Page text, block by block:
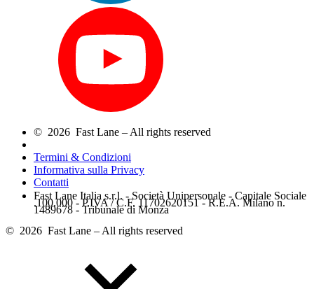
© 2026 Fast Lane – All rights reserved
Termini & Condizioni
Informativa sulla Privacy
Contatti
Fast Lane Italia s.r.l. - Società Unipersonale - Capitale Sociale
.100.000 - P.IVA / C.F. 11702620151 - R.E.A. Milano n.
1489678 - Tribunale di Monza
© 2026 Fast Lane – All rights reserved